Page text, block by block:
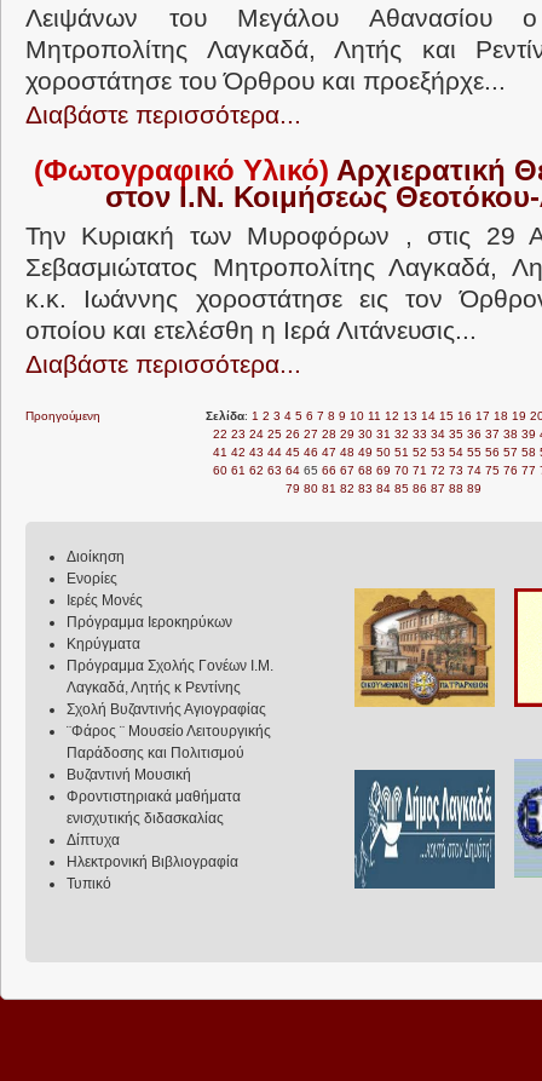
Λειψάνων του Μεγάλου Αθανασίου ο
Μητροπολίτης Λαγκαδά, Λητής και
χοροστάτησε του Όρθρου και προεξήρχε...
Διαβάστε περισσότερα...
(Φωτογραφικό Υλικό) Αρχιερατική
στον Ι.Ν. Κοιμήσεως
Την Κυριακή των Μυροφόρων , στις 29
Σεβασμιώτατος Μητροπολίτης Λαγκαδά,
κ.κ. Ιωάννης χοροστάτησε εις τον
οποίου και ετελέσθη η Ιερά Λιτάνευσις...
Διαβάστε περισσότερα...
Προηγούμενη Σελίδα: 1 2 3 4 5 6 7 8 9 10 11 12 13 14 15 16 17 18 19
22 23 24 25 26 27 28 29 30 31 32 33 34 35 36 37 38 39
41 42 43 44 45 46 47 48 49 50 51 52 53 54 55 56 57 58
60 61 62 63 64 65 66 67 68 69 70 71 72 73 74 75 76 77
79 80 81 82 83 84 85 86 87 88 89
Διοίκηση
Ενορίες
Ιερές Μονές
Πρόγραμμα Ιεροκηρύκων
Κηρύγματα
Πρόγραμμα Σχολής Γονέων Ι.Μ.
Λαγκαδά, Λητής κ Ρεντίνης
Σχολή Βυζαντινής Αγιογραφίας
¨Φάρος ¨ Μουσείο Λειτουργικής
Παράδοσης και Πολιτισμού
Βυζαντινή Μουσική
Φροντιστηριακά μαθήματα
ενισχυτικής διδασκαλίας
Δίπτυχα
Ηλεκτρονική Βιβλιογραφία
Τυπικό